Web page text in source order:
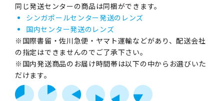
同じ発送センターの商品は同梱ができます。
シンガポールセンター発送のレンズ
国内センター発送のレンズ
※国際書留・佐川急便・ヤマト運輸などがあり、配送会社
の指定はできませんのでご了承下さい。
※国内発送商品のお届け時間帯は以下の中からお選びいた
だけます。